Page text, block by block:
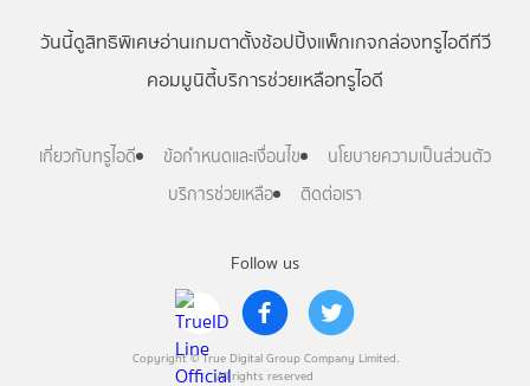
Follow us
Copyright © True Digital Group Company Limited.
All rights reserved
วันนี้ดูสิทธิพิเศษอ่านเกมตาตั้งช้อปปิ้งแพ็กเกจกล่องทรูไอดีทีวี
คอมมูนิตี้บริการช่วยเหลือทรูไอดี
เกี่ยวกับทรูไอดี ข้อกำหนดและเงื่อนไข
นโยบายความเป็นส่วนตัว
บริการช่วยเหลือ
ติดต่อเรา